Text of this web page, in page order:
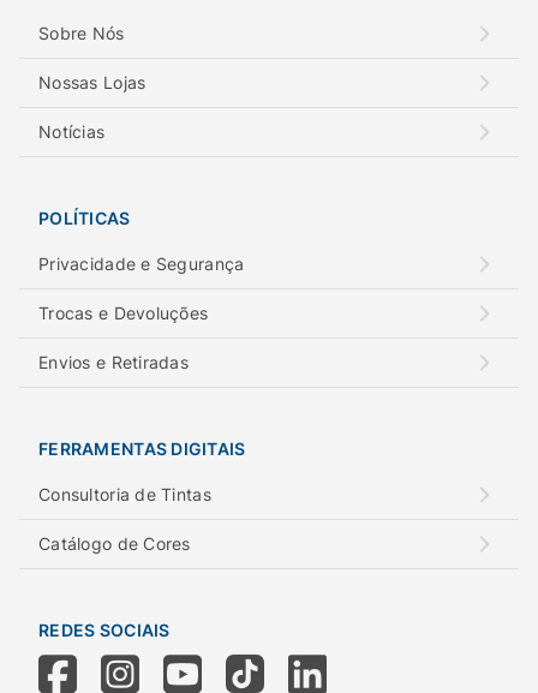
Sobre Nós
Nossas Lojas
Notícias
POLÍTICAS
Privacidade e Segurança
Trocas e Devoluções
Envios e Retiradas
FERRAMENTAS DIGITAIS
Consultoria de Tintas
Catálogo de Cores
REDES SOCIAIS